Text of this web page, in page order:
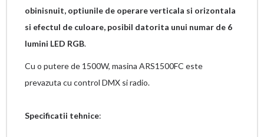
obinisnuit, optiunile de operare verticala si orizontala
si efectul de culoare, posibil datorita unui numar de 6
lumini LED RGB.
Cu o putere de 1500W, masina ARS1500FC este
prevazuta cu control DMX si radio.
Specificatii tehnice: